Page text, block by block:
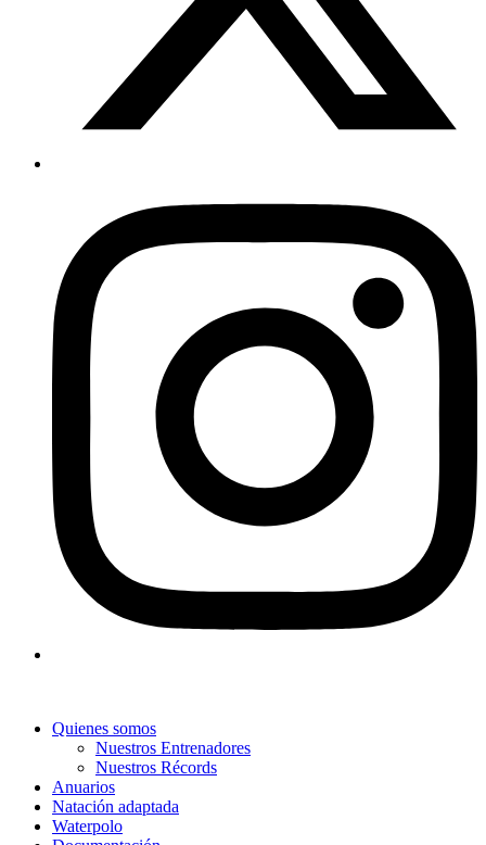
Quienes somos
Nuestros Entrenadores
Nuestros Récords
Anuarios
Natación adaptada
Waterpolo